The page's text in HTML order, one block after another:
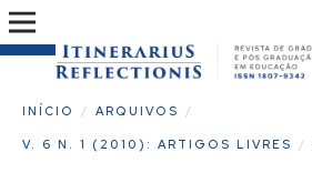
INÍCIO / ARQUIVOS /
V. 6 N. 1 (2010): ARTIGOS LIVRES /